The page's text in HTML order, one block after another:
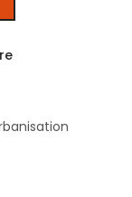
du Sahara quantity